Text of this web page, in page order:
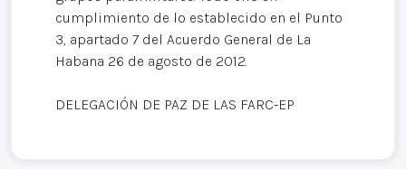
cumplimiento de lo establecido en el Punto
3, apartado 7 del Acuerdo General de La
Habana 26 de agosto de 2012.
DELEGACIÓN DE PAZ DE LAS FARC-EP